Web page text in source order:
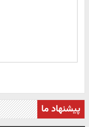
پیشنهاد ما